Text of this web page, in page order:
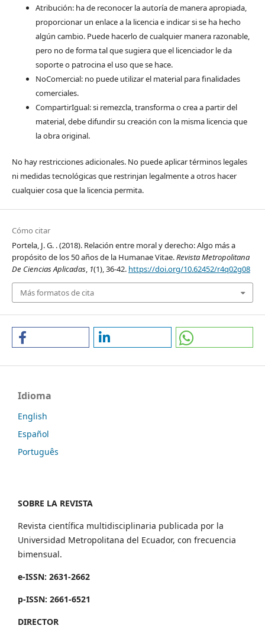
Atribución: ha de reconocer la autoría de manera apropiada,
proporcionar un enlace a la licencia e indicar si se ha hecho
algún cambio. Puede hacerlo de cualquier manera razonable,
pero no de forma tal que sugiera que el licenciador le da
soporte o patrocina el uso que se hace.
NoComercial: no puede utilizar el material para finalidades
comerciales.
CompartirIgual: si remezcla, transforma o crea a partir del
material, debe difundir su creación con la misma licencia que
la obra original.
No hay restricciones adicionales. No puede aplicar términos legales
ni medidas tecnológicas que restrinjan legalmente a otros hacer
cualquier cosa que la licencia permita.
Cómo citar
Portela, J. G. . (2018). Relación entre moral y derecho: Algo más a
propósito de los 50 años de la Humanae Vitae.Revista Metropolitana
De Ciencias Aplicadas, 1(1), 36-42. https://doi.org/10.62452/r4q02g08
Más formatos de cita
Idioma
English
Español
Português
SOBRE LA REVISTA
Revista científica multidisciplinaria publicada por la
Universidad Metropolitana del Ecuador, con frecuencia
bimensual.
e-ISSN: 2631-2662
p-ISSN: 2661-6521
DIRECTOR